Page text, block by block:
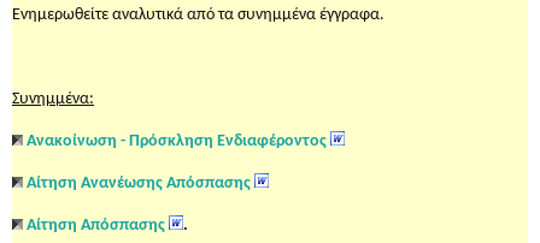
Ενημερωθείτε αναλυτικά από τα συνημμένα έγγραφα.
Συνημμένα:
Ανακοίνωση - Πρόσκληση Ενδιαφέροντος
Αίτηση Ανανέωσης Απόσπασης
Αίτηση Απόσπασης .